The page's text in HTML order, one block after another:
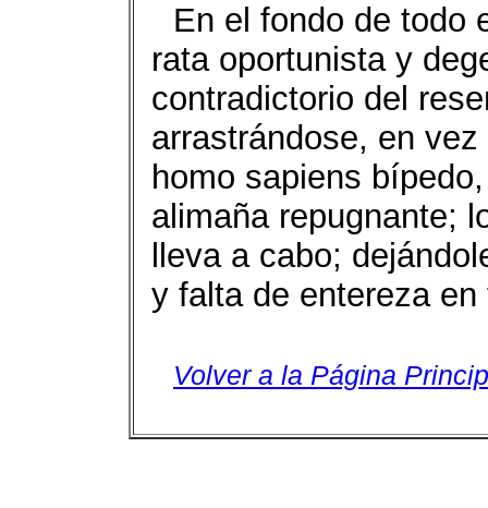
En el fondo de todo
rata oportunista y
contradictorio del
arrastrándose, en
homo sapiens
alimaña repugnante;
lleva a cabo;
y falta de entereza
Volver a la Página